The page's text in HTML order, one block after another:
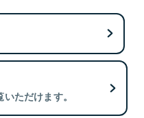
ただけます。